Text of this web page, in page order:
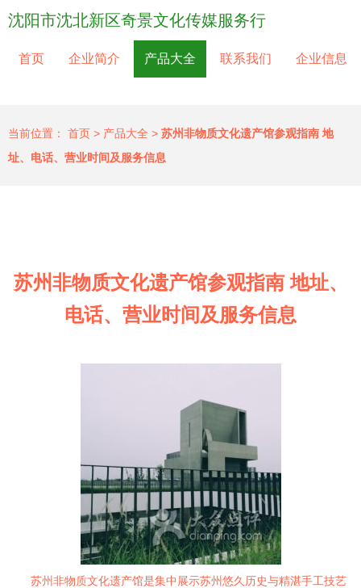
沈阳市沈北新区奇景文化传媒服务行
首页 企业简介 产品大全 联系我们 企业信息
当前位置： 首页 > 产品大全 > 苏州非物质文化遗产馆参观指南 地
址、电话、营业时间及服务信息
苏州非物质文化遗产馆参观指南 地址、
电话、营业时间及服务信息
苏州非物质文化遗产馆是集中展示苏州悠久历史与精湛手工技艺